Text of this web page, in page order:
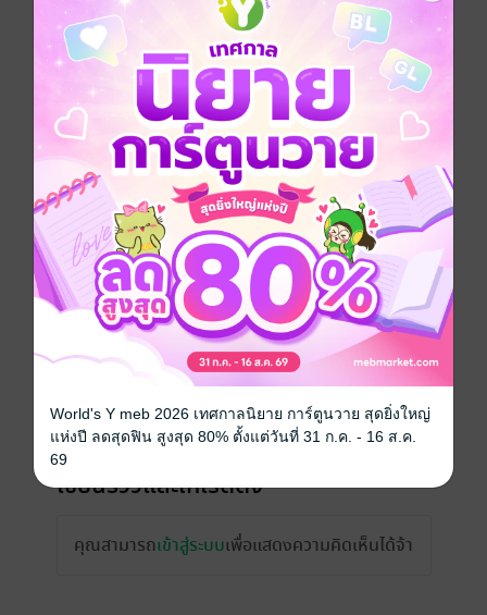
ประเภทไฟล์ pdf, epub (สารบัญ)
วันที่วางขาย 30 ตุลาคม 2566
ความยาว 39 หน้า (≈ 14,487 คำ)
ราคาปก ฟรี
เรื่องที่คุณน่าจะสนใจ
เขียนรีวิวและให้เรตติ้ง
คุณสามารถเข้าสู่ระบบเพื่อแสดงความคิดเห็นได้จ้า
World's Y meb 2026 เทศกาลนิยาย การ์ตูนวาย สุดยิ่งใหญ่
แห่งปี ลดสุดฟิน สูงสุด 80% ตั้งแต่วันที่ 31 ก.ค. - 16 ส.ค.
69